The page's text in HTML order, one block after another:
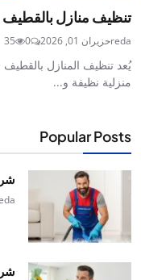
تنظيف منازل بالقطيف
redaحزيران 01, 2026 0
35
يُعد تنظيف المنازل
منزلية نظيفة و...
Popular Posts